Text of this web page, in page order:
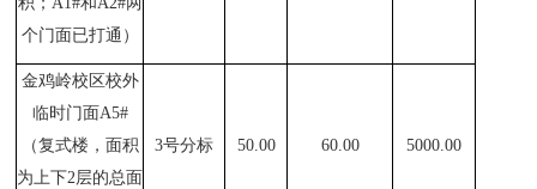
个门面已打通）
金鸡岭校区校外
临时门面A5#
（复式楼，面积
为上下2层的总面
3号分标 50.00 60.00 5000.00